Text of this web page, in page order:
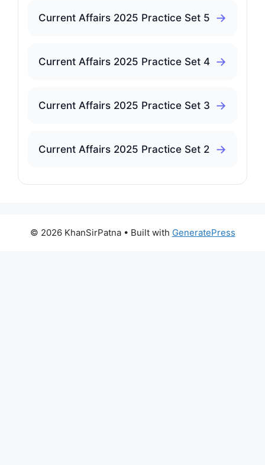
Current Affairs 2025 Practice Set 5 →
Current Affairs 2025 Practice Set 4 →
Current Affairs 2025 Practice Set 3 →
Current Affairs 2025 Practice Set 2 →
© 2026 KhanSirPatna• Built with GeneratePress